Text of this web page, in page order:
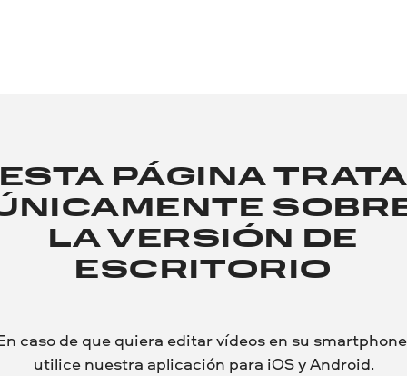
PÁGINA
LA VERSIÓN DE
ESCRITORIO
caso de que quiera editar vídeos en su
utilice nuestra aplicación para iOS y Android.